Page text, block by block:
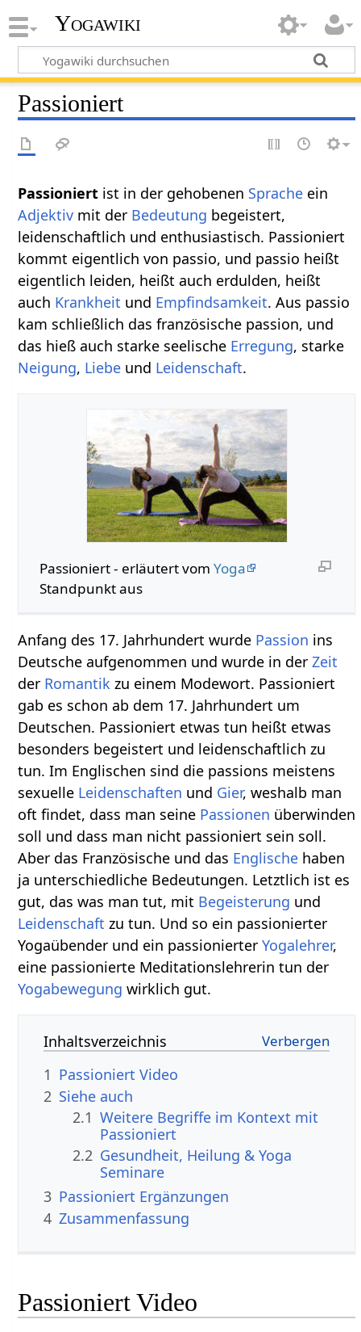
Yogawiki
Passioniert
ist in der gehobenen Sprache ein
Adjektiv mit der Bedeutung begeistert,
leidenschaftlich und enthusiastisch. Passioniert
kommt eigentlich von passio, und passio heißt
eigentlich leiden, heißt auch erdulden, heißt
auch Krankheit und Empfindsamkeit. Aus passio
kam schließlich das französische passion, und
das hieß auch starke seelische Erregung, starke
Neigung, Liebe und Leidenschaft.
Passioniert‏‎ - erläutert vom Yoga
Standpunkt aus
Anfang des 17. Jahrhundert wurde Passion ins
Deutsche aufgenommen und wurde in derZeit
der Romantik zu einem Modewort. Passioniert
gab es schon ab dem 17. Jahrhundert um
Deutschen. Passioniert etwas tun heißt etwas
besonders begeistert und leidenschaftlich zu
tun. Im Englischen sind die passions meistens
sexuelle Leidenschaften und Gier, weshalb man
oft findet, dass man seine Passionen überwinden
soll und dass man nicht passioniert sein soll.
Aber das Französische und das Englische haben
ja unterschiedliche Bedeutungen. Letztlich ist es
gut, das was man tut, mit Begeisterung und
Leidenschaft zu tun. Und so ein passionierter
Yogaübender und ein passionierterYogalehrer,
eine passionierte Meditationslehrerin tun der
Yogabewegung wirklich gut.
Inhaltsverzeichnis
1
Passioniert‏‎ Video
2 Siehe auch
2.1 Weitere Begriffe im Kontext mit
2.2 Gesundheit, Heilung & Yoga
Seminare
3
Passioniert‏‎ Ergänzungen
4 Zusammenfassung
Passioniert‏‎ Video